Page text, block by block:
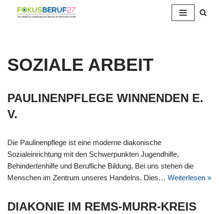
SOZIALE ARBEIT
PAULINENPFLEGE WINNENDEN E.
V.
Die Paulinenpflege ist eine moderne diakonische
Sozialeinrichtung mit den Schwerpunkten Jugendhilfe,
Behindertenhilfe und Berufliche Bildung. Bei uns stehen die
Menschen im Zentrum unseres Handelns. Dies… Weiterlesen »
DIAKONIE IM REMS-MURR-KREIS